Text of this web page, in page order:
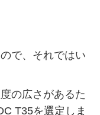
で、それではい
の広さがあるた
T35を選定しま